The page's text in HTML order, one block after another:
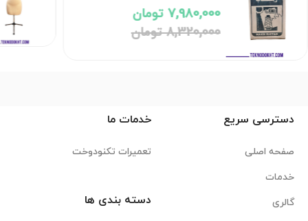
7,980,000 تومان
8,320,000 تومان
دسترسی سریع
صفحه اصلی
خدمات
گالری
خدمات ما
تعمیرات تکنودوخت
دسته بندی ها